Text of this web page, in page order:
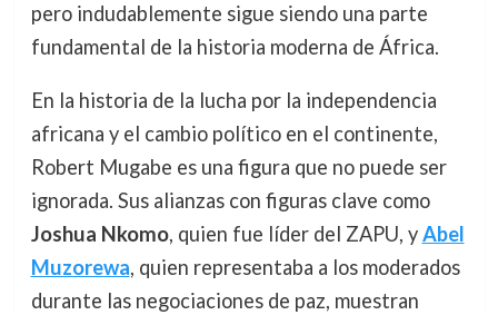
pero indudablemente sigue siendo una parte
fundamental de la historia moderna de África.
En la historia de la lucha por la independencia
africana y el cambio político en el continente,
Robert Mugabe es una figura que no puede ser
ignorada. Sus alianzas con figuras clave como
Joshua Nkomo, quien fue líder del ZAPU, yAbel
Muzorewa, quien representaba a los moderados
durante las negociaciones de paz, muestran